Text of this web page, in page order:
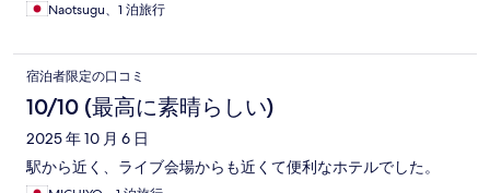
Naotsugu、1 泊旅行
宿泊者限定の口コミ
10/10 (最高に素晴らしい)
2025 年 10 月 6 日
駅から近く、ライブ会場からも近くて便利なホテルでした。